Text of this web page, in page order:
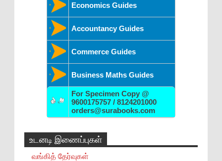
Economics Guides
Accountancy Guides
Commerce Guides
Business Maths Guides
For Specimen Copy @
9600175757 / 8124201000
orders@surabooks.com
உடனடி இணைப்புகள்
வங்கித் தேர்வுகள்